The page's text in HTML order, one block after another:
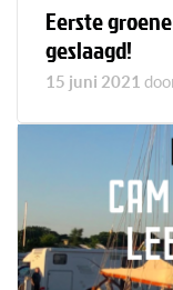
Eerste
geslaagd!
15 juni 2021